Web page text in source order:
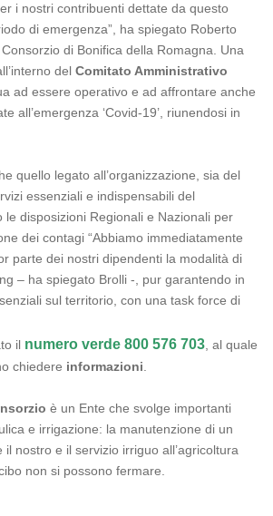
i nostri contribuenti dettate da questo
di emergenza”, ha spiegato Roberto
di Bonifica della Romagna. Una
del Comitato Amministrativo
ad essere operativo e ad affrontare anche
all’emergenza ‘Covid-19’, riunendosi in
quello legato all’organizzazione, sia del
essenziali e indispensabili del
le disposizioni Regionali e Nazionali per
dei contagi “Abbiamo immediatamente
parte dei nostri dipendenti la modalità di
– ha spiegato Brolli -, pur garantendo in
sul territorio, con una task force di
il numero verde 800 576 703 , al quale
chiedere informazioni
è un Ente che svolge importanti
e irrigazione: la manutenzione di un
nostro e il servizio irriguo all’agricoltura
non si possono fermare.